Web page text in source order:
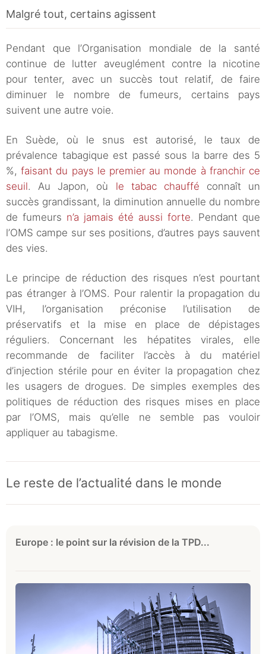
Malgré tout, certains agissent
Pendant que l’Organisation mondiale de la santé
continue de lutter aveuglément contre la nicotine
pour tenter, avec un succès tout relatif, de faire
diminuer le nombre de fumeurs, certains pays
suivent une autre voie.
En Suède, où le snus est autorisé, le taux de
prévalence tabagique est passé sous la barre des 5
%,faisant du pays le premier au monde à franchir ce
seuil. Au Japon, où le tabac chauffé connaît un
succès grandissant, la diminution annuelle du nombre
de fumeurs n’a jamais été aussi forte. Pendant que
l’OMS campe sur ses positions, d’autres pays sauvent
des vies.
Le principe de réduction des risques n’est pourtant
pas étranger à l’OMS. Pour ralentir la propagation du
VIH, l’organisation préconise l’utilisation de
préservatifs et la mise en place de dépistages
réguliers. Concernant les hépatites virales, elle
recommande de faciliter l’accès à du matériel
d’injection stérile pour en éviter la propagation chez
les usagers de drogues. De simples exemples des
politiques de réduction des risques mises en place
par l’OMS, mais qu’elle ne semble pas vouloir
appliquer au tabagisme.
Le reste de l’actualité dans le monde
Europe : le point sur la révision de la TPD...